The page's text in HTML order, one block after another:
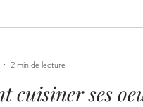
cuisiner ses
2 min de lecture